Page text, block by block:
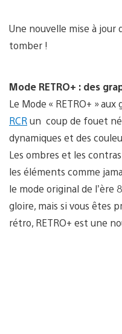
Une nouvelle mise à jour
tomber !
Mode RETRO+ : des
Le Mode « RETRO+ »
RCRun coup de fouet
dynamiques et des
Les ombres et les
les éléments comme
le mode original de l’ère
gloire, mais si vous êtes
rétro, RETRO+ est une